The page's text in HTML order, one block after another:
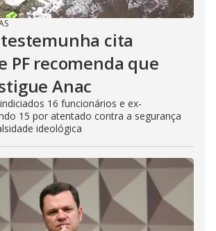
testemunha cita
PF recomenda que
Anac
16 funcionários e ex-
15 por atentado contra a segurança
ideológica